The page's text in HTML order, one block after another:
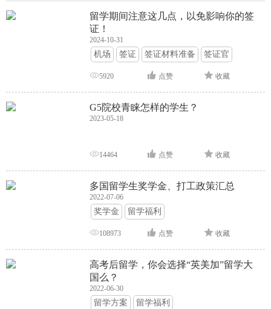
留学期间注意这几点，以免影响你的签
证！
2024-10-31
机场 签证 签证材料准备 签证官
签证面试 签证申请攻略
5920 点赞 收藏
G5院校青睐怎样的学生？
2023-05-18
14464 点赞 收藏
多国留学生奖学金、打工政策汇总
2022-07-06
奖学金 留学福利
108973 点赞 收藏
高考后留学，你会选择“英美加”留学大
国么？
2022-06-30
留学方案 留学福利